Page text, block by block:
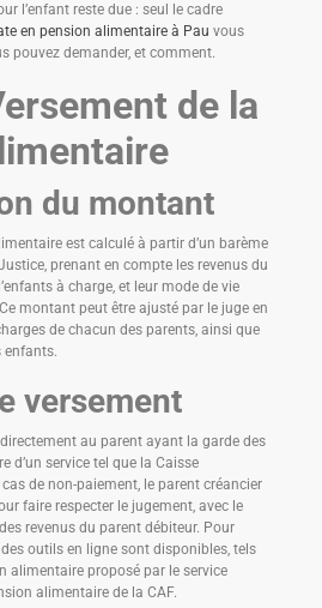
l’enfant reste due : seul le cadre
en pension alimentaire à Pau vous
pouvez demander, et comment.
de la
du montant
est calculé à partir d’un barème
prenant en compte les revenus du
à charge, et leur mode de vie
montant peut être ajusté par le juge en
de chacun des parents, ainsi que
enfants.
versement
au parent ayant la garde des
d’un service tel que la Caisse
de non-paiement, le parent créancier
faire respecter le jugement, avec le
revenus du parent débiteur. Pour
outils en ligne sont disponibles, tels
alimentaire proposé par le service
alimentaire de la CAF.